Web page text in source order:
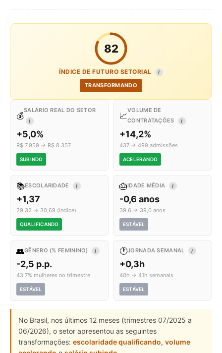
82
ÍNDICE DE FUTURO SETORIAL I
TRANSFORMANDO
💰
SALÁRIO REAL DO SETOR
I
+5,0%
R$ 7.959 → R$ 8.357
SUBINDO
📈
VOLUME DE
CONTRATAÇÕES
I
+14,2%
437 → 499 admissões
ACELERANDO
📚ESCOLARIDADE I
+1,37
29,32 → 30,69 (índice)
QUALIFICANDO
🎂IDADE MÉDIA I
-0,6 anos
39,6 → 39,0 anos
ESTÁVEL
👥GÊNERO (% FEMININO) I
-2,5 p.p.
43,7% mulheres no trimestre
ESTÁVEL
🕐JORNADA SEMANAL I
+0,3h
40h → 41h semanais
ESTÁVEL
No Brasil, nos últimos 12 meses (trimestres 07/2025 a
06/2026), o setor apresentou as seguintes
transformações: escolaridade qualificando, volume